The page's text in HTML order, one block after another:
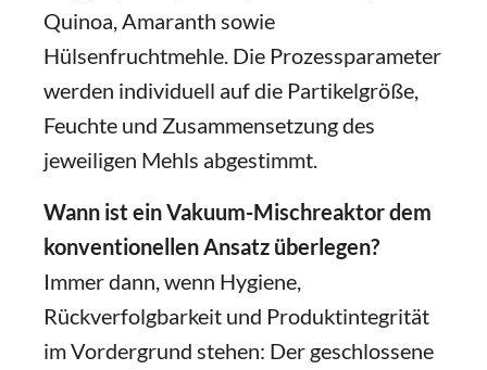
Quinoa, Amaranth sowie
Hülsenfruchtmehle. Die Prozessparameter
werden individuell auf die Partikelgröße,
Feuchte und Zusammensetzung des
jeweiligen Mehls abgestimmt.
Wann ist ein Vakuum-Mischreaktor dem
konventionellen Ansatz überlegen?
Immer dann, wenn Hygiene,
Rückverfolgbarkeit und Produktintegrität
im Vordergrund stehen: Der geschlossene